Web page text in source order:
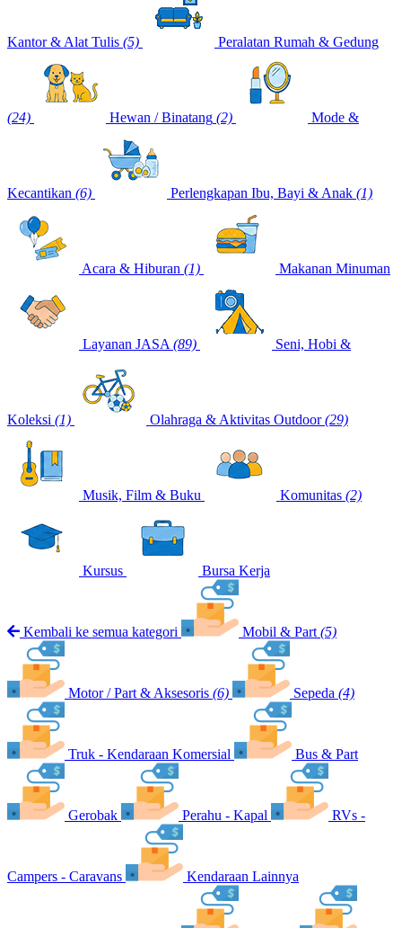
Kantor & Alat Tulis (5) Peralatan Rumah & Gedung
(24) Hewan / Binatang (2) Mode &
Kecantikan (6) Perlengkapan Ibu, Bayi & Anak (1)
Acara & Hiburan (1) Makanan Minuman
Layanan JASA (89) Seni, Hobi &
Koleksi (1) Olahraga & Aktivitas Outdoor (29)
Musik, Film & Buku Komunitas (2)
Kursus Bursa Kerja
Kembali ke semua kategori Mobil & Part (5)
Motor / Part & Aksesoris (6) Sepeda (4)
Truk - Kendaraan Komersial Bus & Part
Gerobak Perahu - Kapal RVs -
Campers - Caravans Kendaraan Lainnya